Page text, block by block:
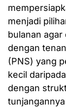
menjadi
bulanan
dengan
(PNS) yang
kecil
dengan